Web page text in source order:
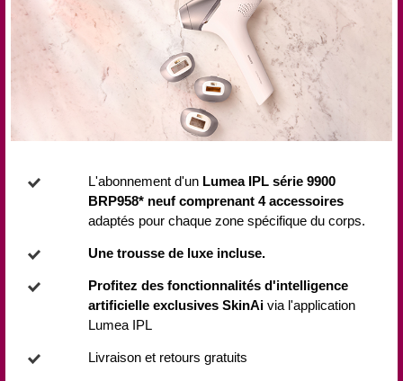
L'abonnement d'unLumea IPL série 9900
BRP958* neuf comprenant 4 accessoires
adaptés pour chaque zone spécifique du corps.
Une trousse de luxe incluse.
Profitez des fonctionnalités d'intelligence
artificielle exclusives SkinAi via l'application
Lumea IPL
Livraison et retours gratuits